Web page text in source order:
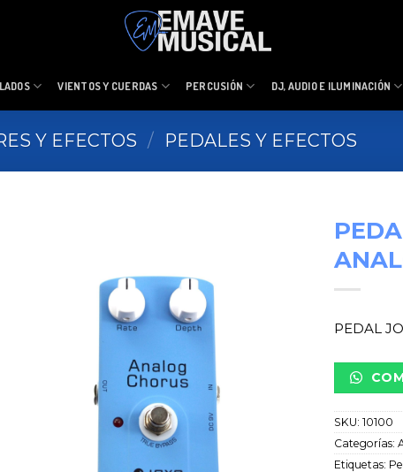
VIENTOS Y CUERDAS PERCUSIÓN DJ, AUDIO E ILUMINACIÓN
Y EFECTOS / PEDALES Y EFECTOS
PEDAL
SKU:10100
Categorías:
Etiquetas: